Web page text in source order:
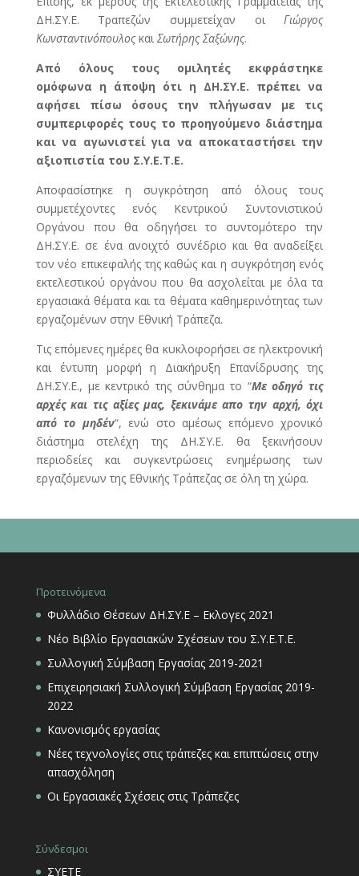
ΔΗ.ΣΥ.Ε. Τραπεζών συμμετείχαν οι Γιώργος
Κωνσταντινόπουλοςκαι Σωτήρης Σαξώνης.
Από όλους τους ομιλητές εκφράστηκε
ομόφωνα η άποψη ότι η ΔΗ.ΣΥ.Ε. πρέπει να
αφήσει πίσω όσους την πλήγωσαν με τις
συμπεριφορές τους το προηγούμενο διάστημα
και να αγωνιστεί για να αποκαταστήσει την
αξιοπιστία του Σ.Υ.Ε.Τ.Ε.
Αποφασίστηκε η συγκρότηση από όλους τους
συμμετέχοντες ενός Κεντρικού Συντονιστικού
Οργάνου που θα οδηγήσει το συντομότερο την
ΔΗ.ΣΥ.Ε. σε ένα ανοιχτό συνέδριο και θα αναδείξει
τον νέο επικεφαλής της καθώς και η συγκρότηση ενός
εκτελεστικού οργάνου που θα ασχολείται με όλα τα
εργασιακά θέματα και τα θέματα καθημερινότητας των
εργαζομένων στην Εθνική Τράπεζα.
Τις επόμενες ημέρες θα κυκλοφορήσει σε ηλεκτρονική
και έντυπη μορφή η Διακήρυξη Επανίδρυσης της
ΔΗ.ΣΥ.Ε., με κεντρικό της σύνθημα το “Με οδηγό τις
αρχές και τις αξίες μας, ξεκινάμε απο την αρχή, όχι
από το μηδέν“, ενώ στο αμέσως επόμενο χρονικό
διάστημα στελέχη της ΔΗ.ΣΥ.Ε. θα ξεκινήσουν
περιοδείες και συγκεντρώσεις ενημέρωσης των
εργαζόμενων της Εθνικής Τράπεζας σε όλη τη χώρα.
Προτεινόμενα
Φυλλάδιο Θέσεων ΔΗ.ΣΥ.Ε – Εκλογες 2021
Νέο Βιβλίο Εργασιακών Σχέσεων του Σ.Υ.Ε.Τ.Ε.
Συλλογική Σύμβαση Εργασίας 2019-2021
Επιχειρησιακή Συλλογική Σύμβαση Εργασίας 2019-
2022
Κανονισμός εργασίας
Νέες τεχνολογίες στις τράπεζες και επιπτώσεις στην
απασχόληση
Οι Εργασιακές Σχέσεις στις Τράπεζες
Σύνδεσμοι
ΣΥΕΤΕ